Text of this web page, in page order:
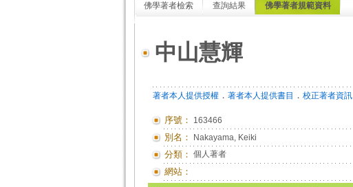
佛學著者檢索 查詢結果 佛學著者規範資料
中山慧輝
著者本人提供授權． 著者本人提供書目 ． 校正著者資訊
序號： 163466
別名： Nakayama, Keiki
分類： 個人著者
網站：